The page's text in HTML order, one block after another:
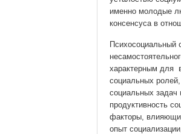
именно молодые
консенсуса в
Психосоциальный
характерным для
социальных
социальных задач
продуктивность
факторы,
опыт